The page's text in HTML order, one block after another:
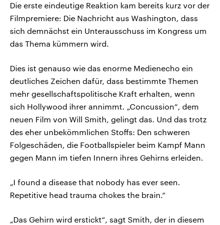
Die erste eindeutige Reaktion kam bereits kurz vor der
Filmpremiere: Die Nachricht aus Washington, dass
sich demnächst ein Unterausschuss im Kongress um
das Thema kümmern wird.
Dies ist genauso wie das enorme Medienecho ein
deutliches Zeichen dafür, dass bestimmte Themen
mehr gesellschaftspolitische Kraft erhalten, wenn
sich Hollywood ihrer annimmt. „Concussion“, dem
neuen Film von Will Smith, gelingt das. Und das trotz
des eher unbekömmlichen Stoffs: Den schweren
Folgeschäden, die Footballspieler beim Kampf Mann
gegen Mann im tiefen Innern ihres Gehirns erleiden.
„I found a disease that nobody has ever seen.
Repetitive head trauma chokes the brain.“
„Das Gehirn wird erstickt“, sagt Smith, der in diesem